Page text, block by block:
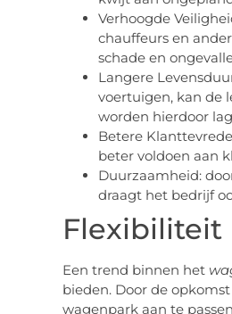
Verhoogde
chauffeurs en
schade en
Langere
voertuigen, kan de
worden hierdoor
Betere
beter voldoen aan
Duurzaamheid:
draagt het bedrijf
Flexibiliteit
Een trend binnen het
bieden. Door de
wagenpark aan te